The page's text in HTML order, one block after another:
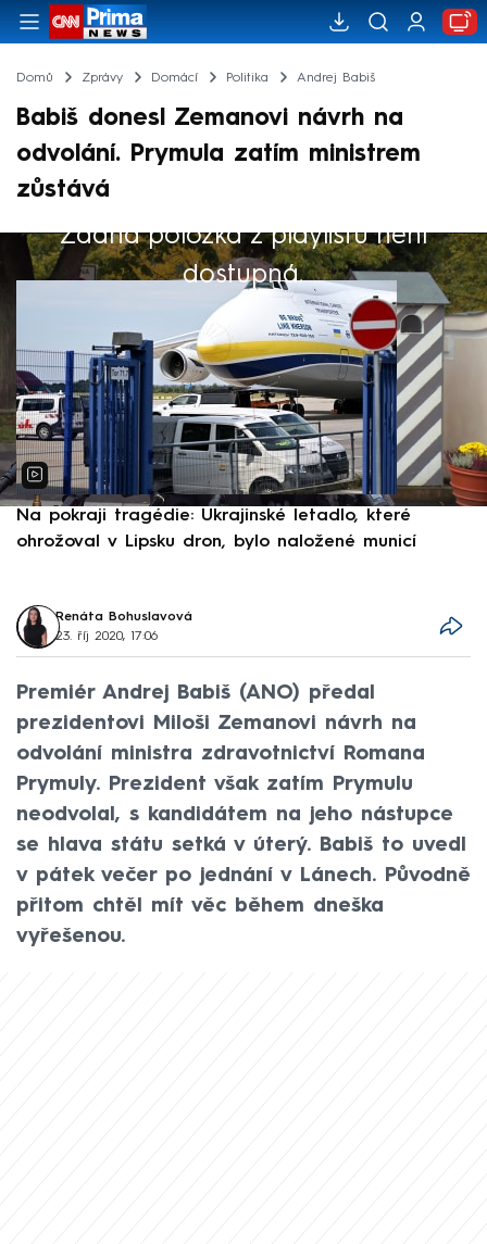
Domů Zprávy Domácí Politika Andrej Babiš
Babiš donesl Zemanovi návrh na
odvolání. Prymula zatím ministrem
zůstává
Žádná položka z playlistu není
dostupná.
Výběr redakce
Na pokraji tragédie: Ukrajinské letadlo, které
ohrožoval v Lipsku dron, bylo naložené municí
Renáta Bohuslavová
23. říj 2020, 17:06
Premiér Andrej Babiš (ANO) předal
prezidentovi Miloši Zemanovi návrh na
odvolání ministra zdravotnictví Romana
Prymuly. Prezident však zatím Prymulu
neodvolal, s kandidátem na jeho nástupce
se hlava státu setká v úterý. Babiš to uvedl
v pátek večer po jednání v Lánech. Původně
přitom chtěl mít věc během dneška
vyřešenou.